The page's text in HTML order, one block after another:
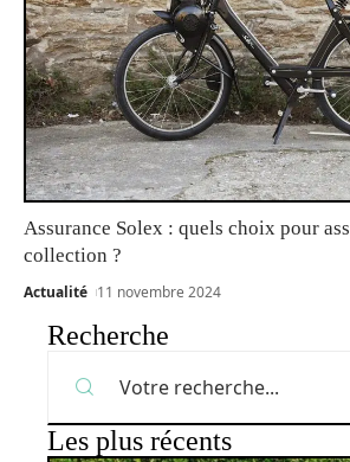
Assurance Solex : quels choix pour
collection ?
Actualité 11 novembre 2024
Recherche
Les plus récents